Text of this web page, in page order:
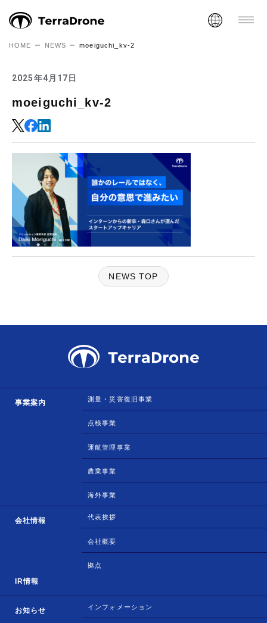
HOME NEWS moeiguchi_kv-2
2025年4月17日
moeiguchi_kv-2
NEWS TOP
事業案内 測量・災害復旧事業
点検事業
運航管理事業
農業事業
海外事業
会社情報 代表挨拶
会社概要
拠点
IR情報
お知らせ インフォメーション